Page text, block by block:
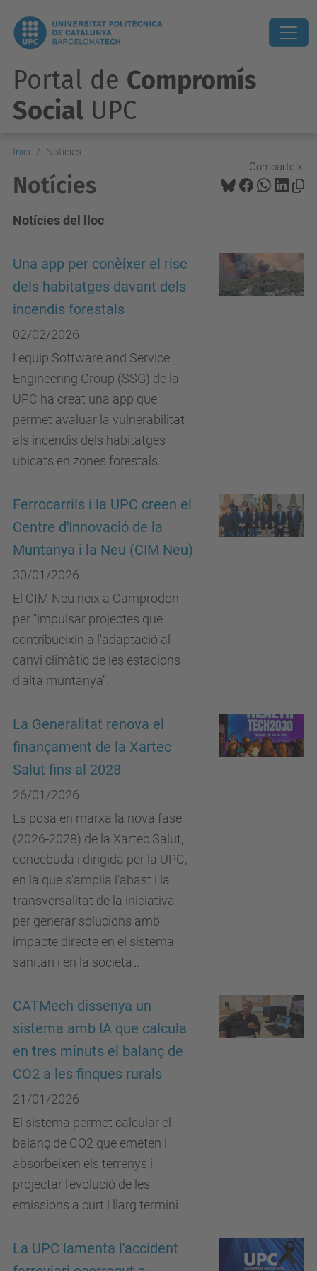
Portal de Compromís
Social UPC
Inici Notícies
Comparteix:
Notícies
Notícies del lloc
Una app per conèixer el risc
dels habitatges davant dels
incendis forestals
02/02/2026
L'equip Software and Service
Engineering Group (SSG) de la
UPC ha creat una app que
permet avaluar la vulnerabilitat
als incendis dels habitatges
ubicats en zones forestals.
Ferrocarrils i la UPC creen el
Centre d'Innovació de la
Muntanya i la Neu (CIM Neu)
30/01/2026
El CIM Neu neix a Camprodon
per "impulsar projectes que
contribueixin a l'adaptació al
canvi climàtic de les estacions
d'alta muntanya".
La Generalitat renova el
finançament de la Xartec
Salut fins al 2028
26/01/2026
Es posa en marxa la nova fase
(2026-2028) de la Xartec Salut,
concebuda i dirigida per la UPC,
en la que s'amplia l'abast i la
transversalitat de la iniciativa
per generar solucions amb
impacte directe en el sistema
sanitari i en la societat.
CATMech dissenya un
sistema amb IA que calcula
en tres minuts el balanç de
CO2 a les finques rurals
21/01/2026
El sistema permet calcular el
balanç de CO2 que emeten i
absorbeixen els terrenys i
projectar l'evolució de les
emissions a curt i llarg termini.
La UPC lamenta l'accident